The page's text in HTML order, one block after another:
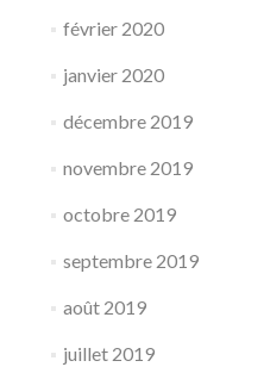
février 2020
janvier 2020
décembre 2019
novembre 2019
octobre 2019
septembre 2019
août 2019
juillet 2019